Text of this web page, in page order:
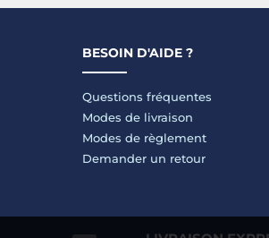
BESOIN D'AIDE ?
Questions fréquentes
Modes de livraison
Modes de règlement
Demander un retour